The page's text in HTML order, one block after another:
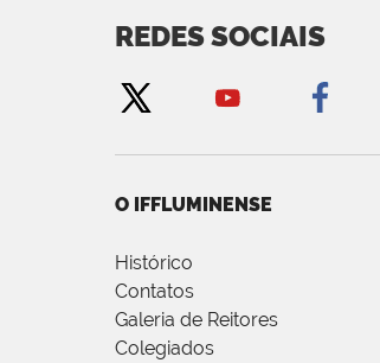
REDES SOCIAIS
O IFFLUMINENSE
Histórico
Contatos
Galeria de Reitores
Colegiados